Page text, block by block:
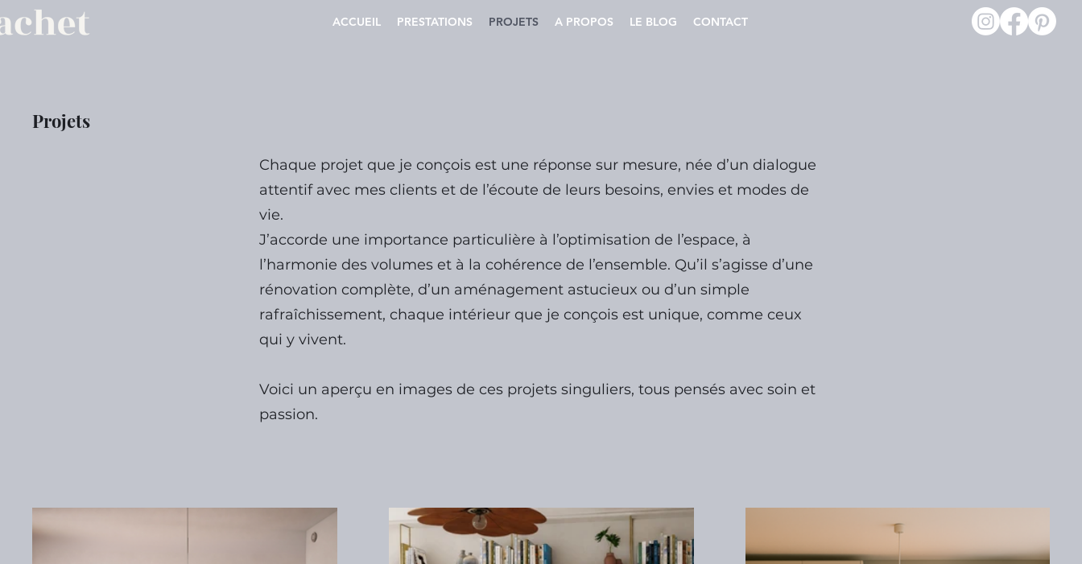
ACCUEIL PRESTATIONS PROJETS A PROPOS LE BLOG CONTACT
Projets
Chaque projet que je conçois est une réponse sur mesure, née d’un dialogue
attentif avec mes clients et de l’écoute de leurs besoins, envies et modes de
vie.
J’accorde une importance particulière à l’optimisation de l’espace, à
l’harmonie des volumes et à la cohérence de l’ensemble. Qu’il s’agisse d’une
rénovation complète, d’un aménagement astucieux ou d’un simple
rafraîchissement, chaque intérieur que je conçois est unique, comme ceux
qui y vivent.
Voici un aperçu en images de ces projets singuliers, tous pensés avec soin et
passion.